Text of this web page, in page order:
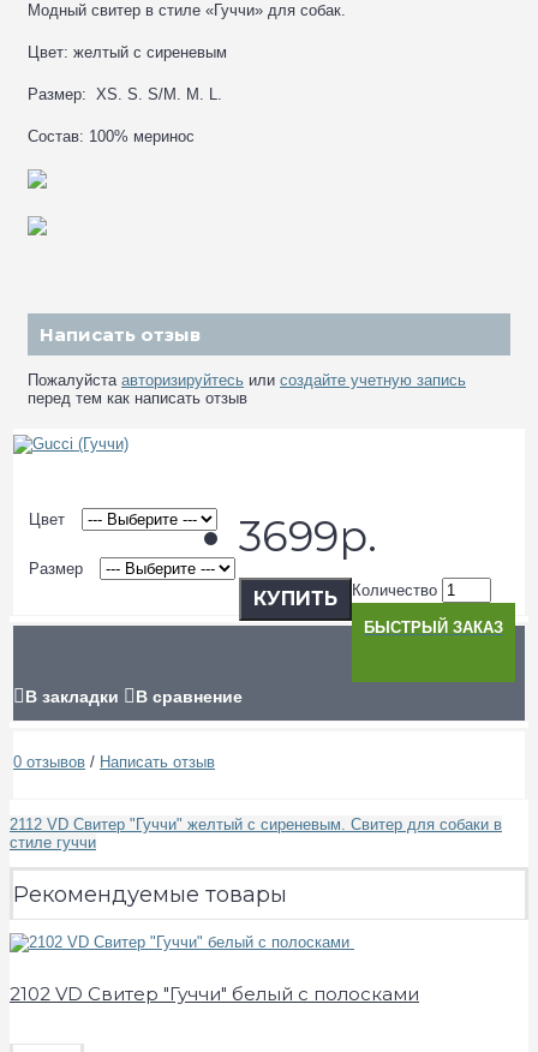
Модный свитер в стиле «Гуччи» для собак.
Цвет: желтый с сиреневым
Размер: XS. S. S/M. M. L.
Состав: 100% меринос
Написать отзыв
Пожалуйста авторизируйтесь или создайте учетную запись
перед тем как написать отзыв
Цвет
Размер
3699р.
Количество
КУПИТЬ
БЫСТРЫЙ ЗАКАЗ
В закладки В сравнение
0 отзывов / Написать отзыв
2112 VD Свитер "Гуччи" желтый с сиреневым. Свитер для собаки в
стиле гуччи
Рекомендуемые товары
2102 VD Свитер "Гуччи" белый с полосками